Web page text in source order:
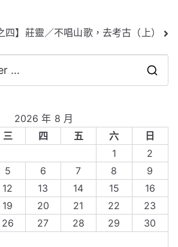
四】莊靈／不唱山歌，去考古（上）
r
c
h
f
o
r
:
2026 年 8 月
三 四 五 六
日
1
2
5 6 7 8
9
12 13 14 15
16
19 20 21 22
23
26 27 28 29
30